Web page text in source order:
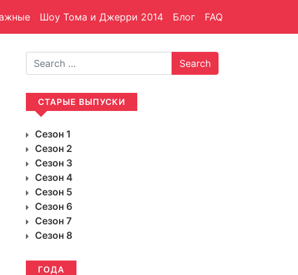
Шоу Тома и Джерри 2014 Блог FAQ
Search
СТАРЫЕ ВЫПУСКИ
Сезон 1
Сезон 2
Сезон 3
Сезон 4
Сезон 5
Сезон 6
Сезон 7
Сезон 8
ГОДА